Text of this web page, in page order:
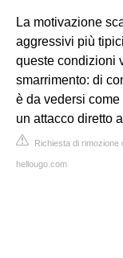
La motivazione
aggressivi più
queste condizioni
smarrimento: di
è da vedersi
un attacco diretto
Richiesta di rimozione
hellougo.com